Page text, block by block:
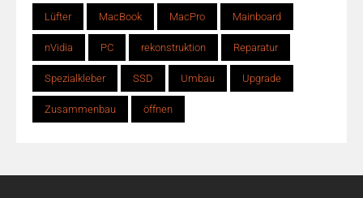
Lüfter MacBook MacPro Mainboard
nVidia PC rekonstruktion Reparatur
Spezialkleber SSD Umbau Upgrade
Zusammenbau öffnen